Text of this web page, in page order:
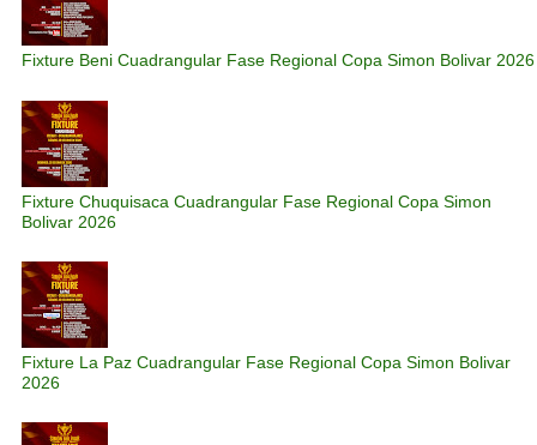
Fixture Beni Cuadrangular Fase Regional Copa Simon Bolivar 2026
Fixture Chuquisaca Cuadrangular Fase Regional Copa Simon
Bolivar 2026
Fixture La Paz Cuadrangular Fase Regional Copa Simon Bolivar
2026